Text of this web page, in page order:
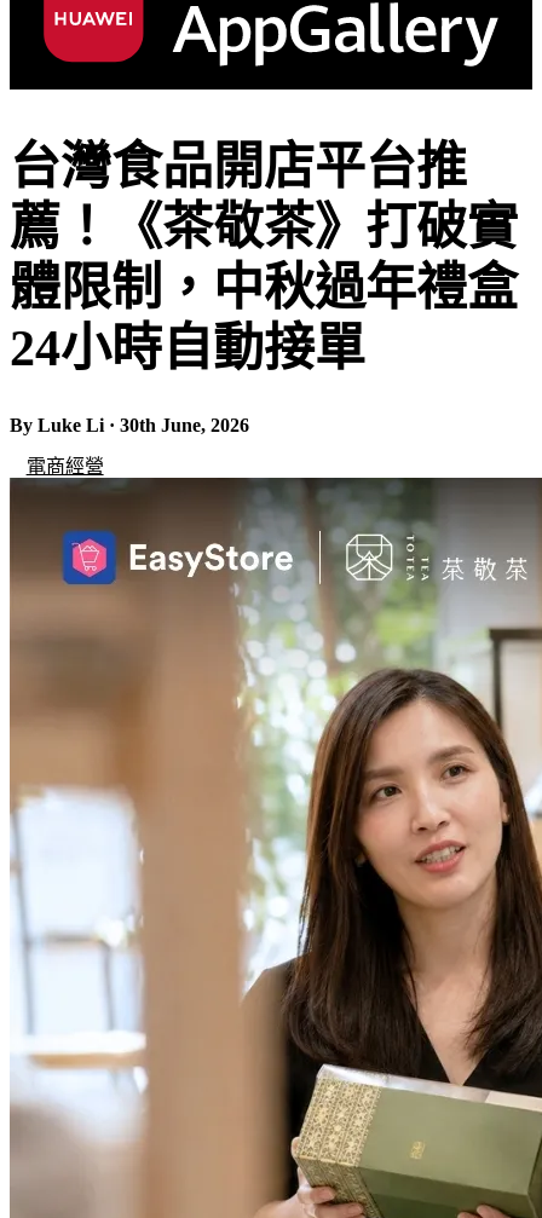
台灣食品開店平台推
薦！《茶敬茶》打破實
體限制，中秋過年禮盒
24小時自動接單
By Luke Li · 30th June, 2026
電商經營